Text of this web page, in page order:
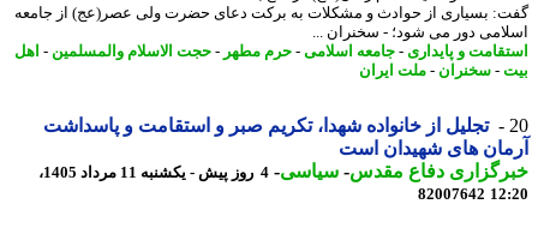
بسیاری از حوادث و مشکلات به برکت دعای حضرت ولی عصر(عج) از جامعه
دور می شود؛ - سخنران ...
و پایداری- جامعه اسلامی-حرم مطهر-حجت الاسلام والمسلمین-اهل
-سخنران- ملت ایران
تجلیل از خانواده شهدا، تکریم صبر و استقامت و پاسداشت
های شهیدان است
دفاع مقدس-سیاسی-
4 روز پیش - یکشنبه 11 مرداد 1405،
82007642